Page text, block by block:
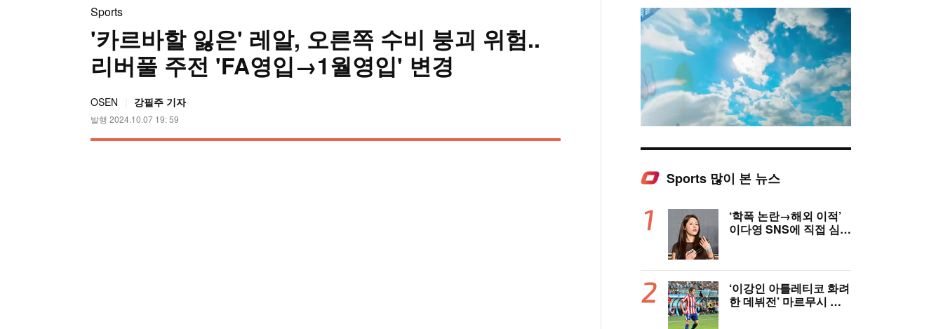
Sports
'카르바할 잃은' 레알, 오른쪽 수비 붕괴 위험..
리버풀 주전 'FA영입→1월영입' 변경
OSEN 강필주 기자
발행 2024.10.07 19: 59
Sports 많이 본 뉴스
‘학폭 논란→해외 이적’
이다영 SNS에 직접 심경
여기까지 왔다”
‘이강인 아틀레티코 화려
한 데뷔전’ 마르무시 멀